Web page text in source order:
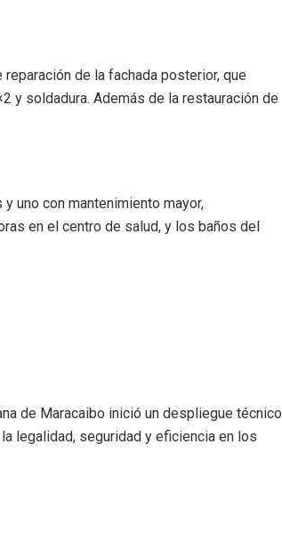
de la fachada posterior, que
y soldadura. Además de la restauración de
uno con mantenimiento mayor,
en el centro de salud, y los baños del
de Maracaibo inició un despliegue técnico
legalidad, seguridad y eficiencia en los